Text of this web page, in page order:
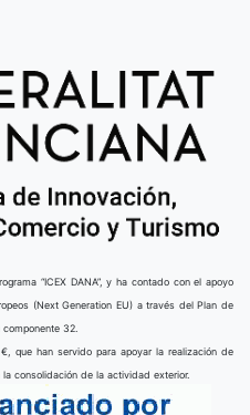
“ICEX DANA”, y ha contado con el apoyo
(Next Generation EU) a través del Plan de
32.
que han servido para apoyar la realización de
consolidación de la actividad exterior.